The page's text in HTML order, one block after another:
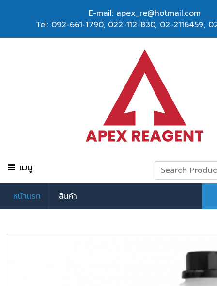
E-mail: apex_re@hotmail.com
Tel: 092-661-1790, 022-112-830, 02-2116459,
เมนู
หน้าเเรก สินค้า